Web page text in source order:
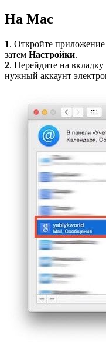
На Мас
1. Откройте приложение
затем Настройки.
2. Перейдите на вкладку
нужный аккаунт